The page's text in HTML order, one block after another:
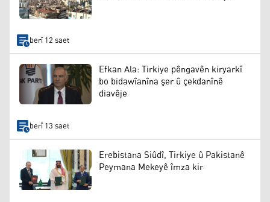
berî 12 saet
Efkan Ala: Tirkiye pêngavên kiryarkî
bo bidawîanîna şer û çekdanînê
diavêje
berî 13 saet
Erebistana Siûdî, Tirkiye û Pakistanê
Peymana Mekeyê îmza kir